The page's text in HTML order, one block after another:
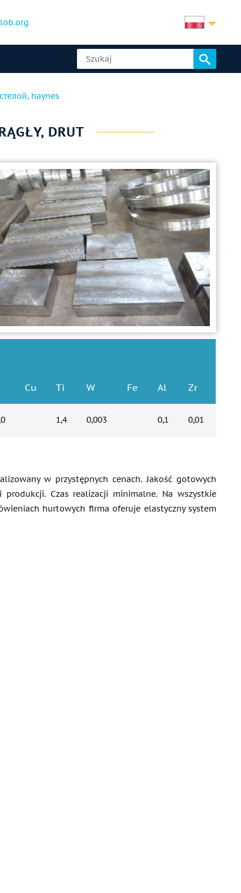
haynes
DRUT
Cu Ti W Fe Al Zr
1,4 0,003 0,1 0,01
w przystępnych cenach. Jakość gotowych
Czas realizacji minimalne. Na wszystkie
hurtowych firma oferuje elastyczny system